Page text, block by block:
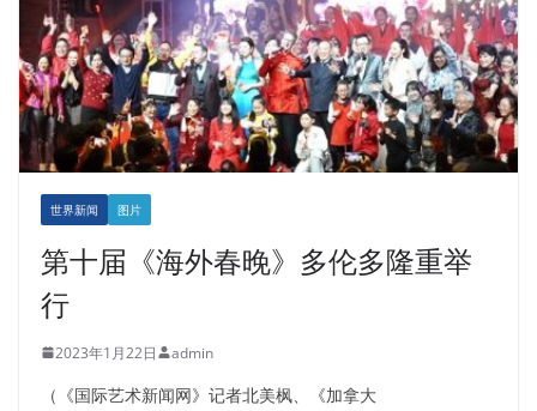
世界新闻 图片
第十届《海外春晚》多伦多隆重举
行
2023年1月22日 admin
（《国际艺术新闻网》记者北美枫、《加拿大